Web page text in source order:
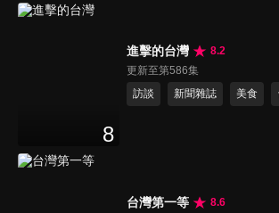
8
進擊的台灣
8.2
更新至第586集
訪談
新聞雜誌 美食
台灣第一等
8.6